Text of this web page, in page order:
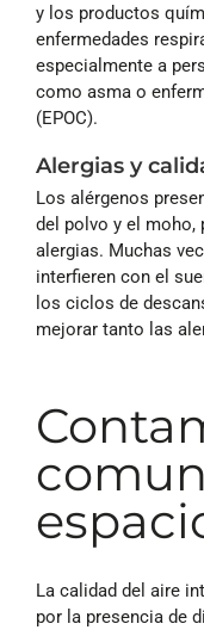
y los productos
enfermedades
especialmente a
como asma o
(EPOC).
Alergias y
Los alérgenos
del polvo y el moho,
alergias. Muchas
interfieren con el
los ciclos de
mejorar tanto las
La calidad del aire
por la presencia de